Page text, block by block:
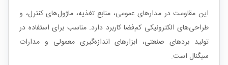
این مقاومت در مدارهای عمومی، منابع تغذیه، ماژول‌های کنترل، و
طراحی‌های الکترونیکی کم‌فضا کاربرد دارد. مناسب برای استفاده در
تولید بردهای صنعتی، ابزارهای اندازه‌گیری معمولی و مدارات
سیگنال است.